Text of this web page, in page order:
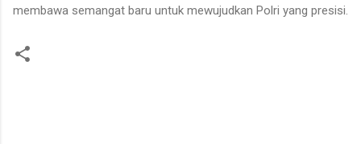
membawa semangat baru untuk mewujudkan Polri yang presisi.